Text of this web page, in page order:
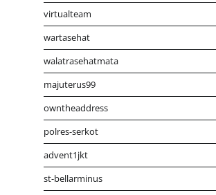
virtualteam
wartasehat
walatrasehatmata
majuterus99
owntheaddress
polres-serkot
advent1jkt
st-bellarminus